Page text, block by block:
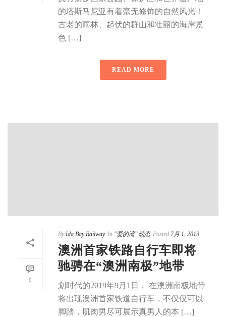
的塔斯马尼亚有着毫无修饰的自然风光！
古老的雨林、起伏的群山和壮丽的海岸景
色 […]
READ MORE
0
By Ida Bay Railway In "爱的湾“动态 Posted 7月 1, 2019
澳洲首家铁路自行车即将
驰骋在“澳洲南极”地带
划时代的2019年9月1日， 在澳洲南极地带
将出现澳洲首家铁道自行车，不仅仅可以
脚踏，肌肉男尽可展示真男人的本 […]